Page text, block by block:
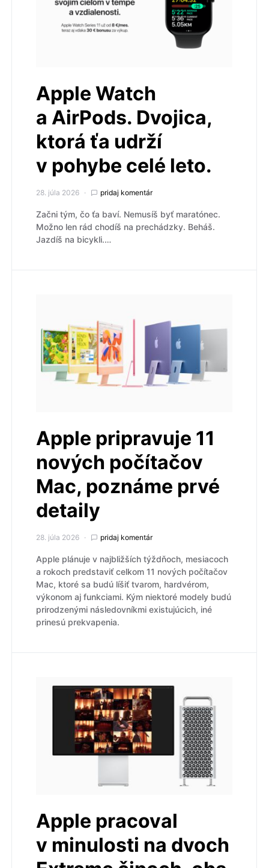
Apple Watch
a AirPods. Dvojica,
ktorá ťa udrží
v pohybe celé leto.
28. júla 2026 pridaj komentár
Začni tým, čo ťa baví. Nemusíš byť maratónec.
Možno len rád chodíš na prechádzky. Beháš.
Jazdíš na bicykli.…
Apple pripravuje 11
nových počítačov
Mac, poznáme prvé
detaily
28. júla 2026 pridaj komentár
Apple plánuje v najbližších týždňoch, mesiacoch
a rokoch predstaviť celkom 11 nových počítačov
Mac, ktoré sa budú líšiť tvarom, hardvérom,
výkonom aj funkciami. Kým niektoré modely budú
prirodzenými následovníkmi existujúcich, iné
prinesú prekvapenia.
Apple pracoval
v minulosti na dvoch